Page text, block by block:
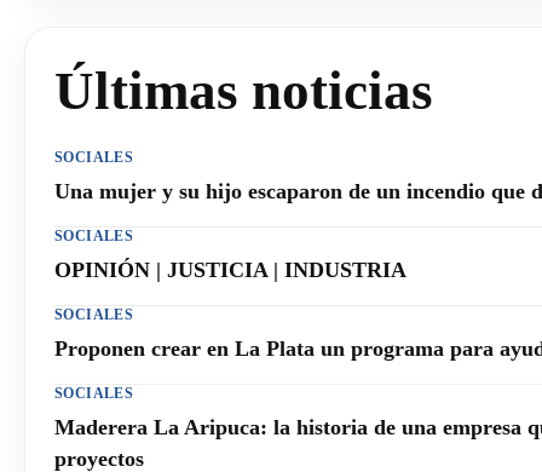
Últimas noticias
SOCIALES
Una mujer y su hijo escaparon de un incendio que
SOCIALES
OPINIÓN | JUSTICIA | INDUSTRIA
SOCIALES
Proponen crear en La Plata un programa para
SOCIALES
Maderera La Aripuca: la historia de una empresa
proyectos